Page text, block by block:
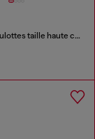
Lot de trois culottes taille haute côtelées